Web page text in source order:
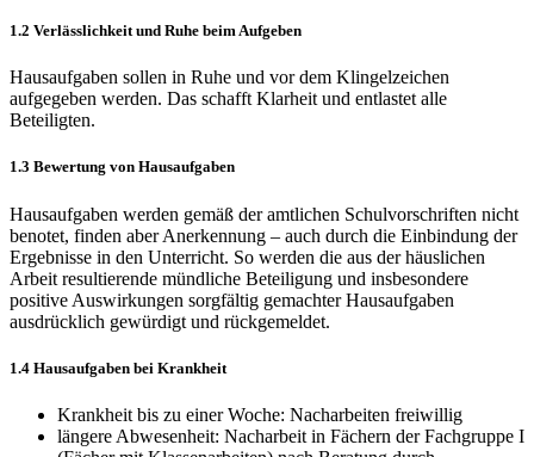
1.2 Verlässlichkeit und Ruhe beim Aufgeben
Hausaufgaben sollen in Ruhe und vor dem Klingelzeichen
aufgegeben werden. Das schafft Klarheit und entlastet alle
Beteiligten.
1.3 Bewertung von Hausaufgaben
Hausaufgaben werden gemäß der amtlichen Schulvorschriften nicht
benotet, finden aber Anerkennung – auch durch die Einbindung der
Ergebnisse in den Unterricht. So werden die aus der häuslichen
Arbeit resultierende mündliche Beteiligung und insbesondere
positive Auswirkungen sorgfältig gemachter Hausaufgaben
ausdrücklich gewürdigt und rückgemeldet.
1.4 Hausaufgaben bei Krankheit
Krankheit bis zu einer Woche: Nacharbeiten freiwillig
längere Abwesenheit: Nacharbeit in Fächern der Fachgruppe I